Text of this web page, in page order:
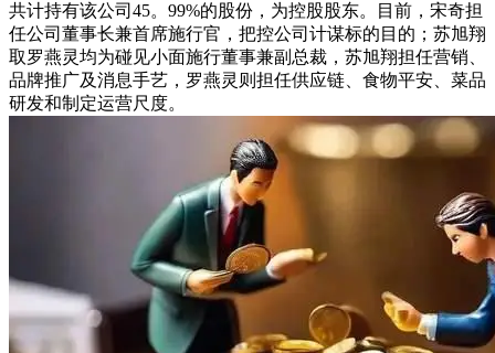
共计持有该公司45。99%的股份，为控股股东。目前，宋奇担
任公司董事长兼首席施行官，把控公司计谋标的目的；苏旭翔
取罗燕灵均为碰见小面施行董事兼副总裁，苏旭翔担任营销、
品牌推广及消息手艺，罗燕灵则担任供应链、食物平安、菜品
研发和制定运营尺度。